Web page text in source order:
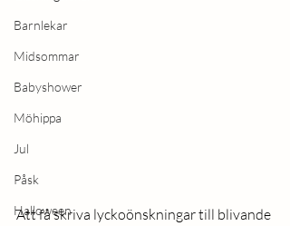
Barnlekar
Midsommar
Babyshower
Möhippa
Jul
Påsk
Halloween
Att få skriva lyckoönskningar till blivande